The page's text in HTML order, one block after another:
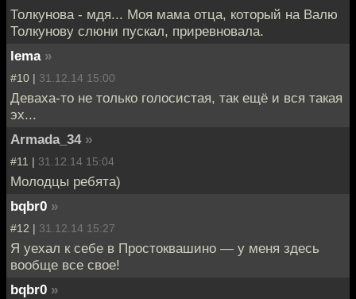
Толкунова - мдя... Моя мама отца, который на Валю
Толкунову слюни пускал, приревновала.
lema »
#10 | 31.12.14 15:00
Деваха-то не только голосистая, так ещё и вся такая
эх...
Armada_34 »
#11 | 31.12.14 15:04
Молодцы ребята)
bqbr0 »
#12 | 31.12.14 15:27
Я уехал к себе в Простоквашино — у меня здесь
вообще все свое!
bqbr0 »